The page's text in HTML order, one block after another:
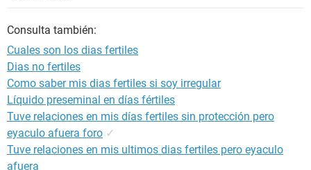
GLOSARIO
Consulta también:
Cuales son los dias fertiles
Dias no fertiles
Como saber mis dias fertiles si soy irregular
Líquido preseminal en días fértiles
Tuve relaciones en mis días fertiles sin protección pero
eyaculo afuera foro ✓
Tuve relaciones en mis ultimos dias fertiles pero eyaculo
afuera